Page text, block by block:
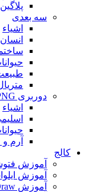
پلاگین
سه بعدی
اشیاء
انسان
دوربری PNG
اشیاء
آرم و
کالج
آموزش
آموزش
آموزش Corel Draw